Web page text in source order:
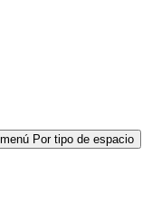
Por tipo de espacio